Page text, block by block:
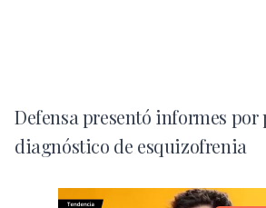
Defensa presentó informes por
diagnóstico de esquizofrenia